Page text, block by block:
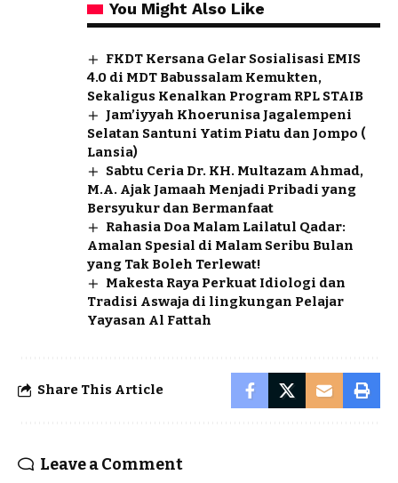
You Might Also Like
FKDT Kersana Gelar Sosialisasi EMIS
4.0 di MDT Babussalam Kemukten,
Sekaligus Kenalkan Program RPL STAIB
Jam’iyyah Khoerunisa Jagalempeni
Selatan Santuni Yatim Piatu dan Jompo (
Lansia)
Sabtu Ceria Dr. KH. Multazam Ahmad,
M.A. Ajak Jamaah Menjadi Pribadi yang
Bersyukur dan Bermanfaat
Rahasia Doa Malam Lailatul Qadar:
Amalan Spesial di Malam Seribu Bulan
yang Tak Boleh Terlewat!
Makesta Raya Perkuat Idiologi dan
Tradisi Aswaja di lingkungan Pelajar
Yayasan Al Fattah
Share This Article
Leave a Comment